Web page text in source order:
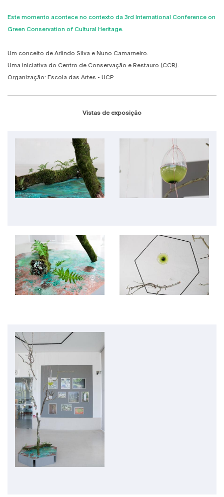
Este momento acontece no contexto da 3rd International Conference on
Green Conservation of Cultural Heritage.
Um conceito de Arlindo Silva e Nuno Camarneiro.
Uma iniciativa do Centro de Conservação e Restauro (CCR).
Organização: Escola das Artes - UCP
Vistas de exposição